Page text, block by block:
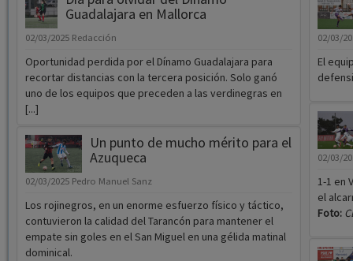
Guadalajara en Mallorca
02/03/2025 Redacción
Oportunidad perdida por el Dínamo Guadalajara para
recortar distancias con la tercera posición. Solo ganó
uno de los equipos que preceden a las verdinegras en
[...]
Un punto de mucho mérito para el
Azuqueca
02/03/2025 Pedro Manuel Sanz
Los rojinegros, en un enorme esfuerzo físico y táctico,
contuvieron la calidad del Tarancón para mantener el
empate sin goles en el San Miguel en una gélida matinal
dominical.
02/03/
El
02/03/
1-1 en
el
Foto: